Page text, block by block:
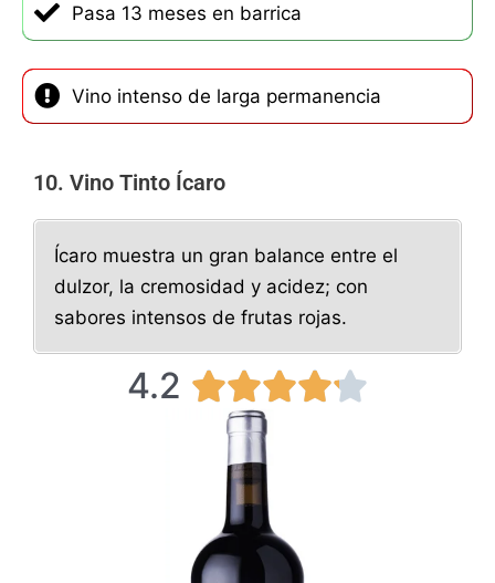
Pasa 13 meses en barrica
Vino intenso de larga permanencia
10. Vino Tinto Ícaro
Ícaro muestra un gran balance entre el
dulzor, la cremosidad y acidez; con
sabores intensos de frutas rojas.
4.2 